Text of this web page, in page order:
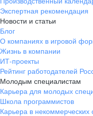
Экспертная рекомендация
Новости и статьи
Блог
О компаниях в игровой
Жизнь в компании
ИТ-проекты
Рейтинг работодателей
Молодым специалистам
Карьера для молодых
Школа программистов
Карьера в некоммерческих